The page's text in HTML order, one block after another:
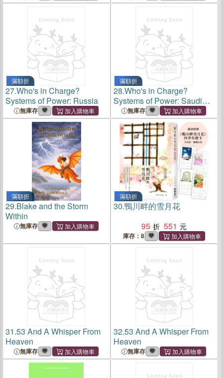
滿額折
27.Who's in Charge?
Systems of Power: Russia
無庫存
滿額折
28.Who's in Charge?
Systems of Power: Saudi
Arabia無庫存
滿額折
29.Blake and the Storm
Within
無庫存
滿額折
30.鴨川畔的雪月花
95
551
庫存：8
31.53 And A Whisper From
Heaven
無庫存
32.53 And A Whisper From
Heaven
無庫存